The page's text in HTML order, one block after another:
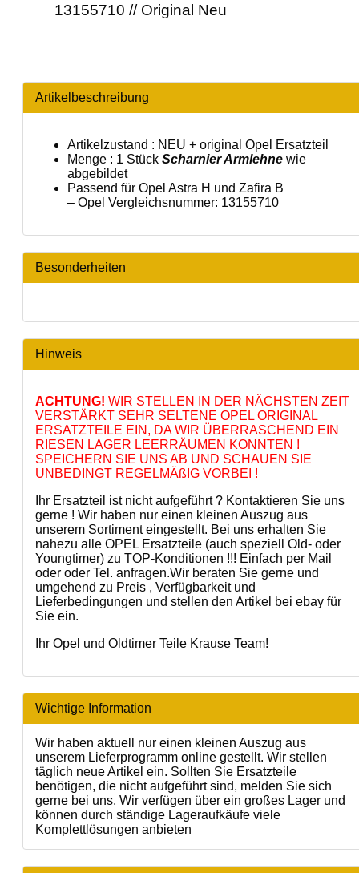
13155710 // Original Neu
Artikelbeschreibung
Artikelzustand : NEU + original Opel Ersatzteil
Menge : 1 Stück Scharnier Armlehne wie
abgebildet
Passend für Opel Astra H und Zafira B
– Opel Vergleichsnummer: 13155710
Besonderheiten
Hinweis
ACHTUNG! WIR STELLEN IN DER NÄCHSTEN ZEIT
VERSTÄRKT SEHR SELTENE OPEL ORIGINAL
ERSATZTEILE EIN, DA WIR ÜBERRASCHEND EIN
RIESEN LAGER LEERRÄUMEN KONNTEN !
SPEICHERN SIE UNS AB UND SCHAUEN SIE
UNBEDINGT REGELMÄßIG VORBEI !
Ihr Ersatzteil ist nicht aufgeführt ? Kontaktieren Sie uns
gerne ! Wir haben nur einen kleinen Auszug aus
unserem Sortiment eingestellt. Bei uns erhalten Sie
nahezu alle OPEL Ersatzteile (auch speziell Old- oder
Youngtimer) zu TOP-Konditionen !!! Einfach per Mail
oder oder Tel. anfragen.Wir beraten Sie gerne und
umgehend zu Preis , Verfügbarkeit und
Lieferbedingungen und stellen den Artikel bei ebay für
Sie ein.
Ihr Opel und Oldtimer Teile Krause Team!
Wichtige Information
Wir haben aktuell nur einen kleinen Auszug aus
unserem Lieferprogramm online gestellt. Wir stellen
täglich neue Artikel ein. Sollten Sie Ersatzteile
benötigen, die nicht aufgeführt sind, melden Sie sich
gerne bei uns. Wir verfügen über ein großes Lager und
können durch ständige Lageraufkäufe viele
Komplettlösungen anbieten